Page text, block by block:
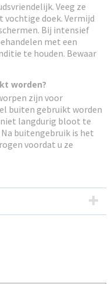
Veeg ze
doek. Vermijd
Bij intensief
met een
te houden. Bewaar
worden?
zijn voor
buiten gebruikt worden
niet langdurig bloot te
buitengebruik is het
voordat u ze